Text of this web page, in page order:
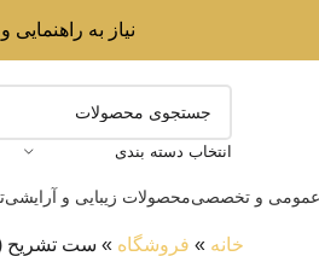
نیاز به راهنمایی و
انتخاب دسته بندی
عمومی و تخصصیمحصولات زیبایی و آرایشی
خانه » فروشگاه » ست تشریح